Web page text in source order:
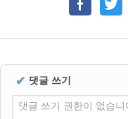
✔ 댓글 쓰기
댓글 쓰기 권한이 없습